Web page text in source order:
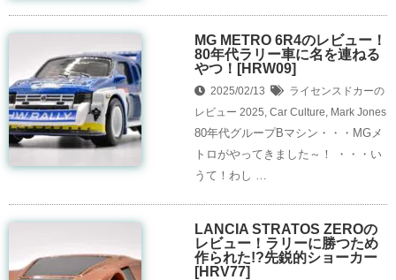
MG METRO 6R4のレビュー！
80年代ラリー車に名を連ねる
やつ！[HRW09]
2025/02/13
ライセンスドカーの
レビュー 2025, Car Culture, Mark Jones
80年代グループBマシン・・・MGメ
トロがやってきました～！ ・・・い
うて！わし …
LANCIA STRATOS ZEROの
レビュー！ラリーに勝つため
作られた!?先鋭的ショーカー
[HRV77]